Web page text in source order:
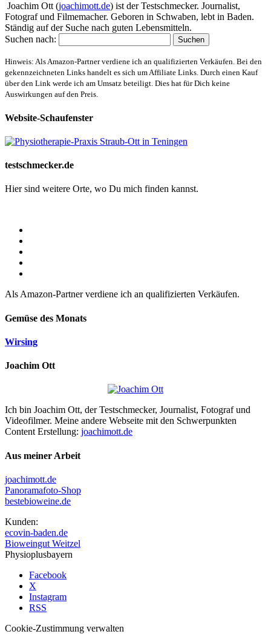
Joachim Ott (joachimott.de) ist der Testschmecker. Journalist,
Fotograf und Filmemacher. Geboren in Schwaben, lebt in Baden.
Ständig auf der Suche nach guten Lebensmitteln.
Suchen nach:
Hinweis: Als Amazon-Partner verdiene ich an qualifizierten Verkäufen. Bei den
gekennzeichneten Links handelt es sich um Affiliate Links. Durch einen Kauf
über den Link werde ich am Umsatz beteiligt. Dies hat für Dich keine
Auswirkungen auf den Preis.
Website-Schaufenster
testschmecker.de
Hier sind weitere Orte, wo Du mich finden kannst.
Als Amazon-Partner verdiene ich an qualifizierten Verkäufen.
Gemüse des Monats
Wirsing
Joachim Ott
Ich bin Joachim Ott, der Testschmecker, Journalist, Fotograf und
Videofilmer. Meine andere Webseite mit den Schwerpunkten
Content Erstellung: joachimott.de
Aus meiner Arbeit
joachimott.de
Panoramafoto-Shop
bestebioweine.de
Kunden:
ecovin-baden.de
Bioweingut Weitzel
Physioplusbayern
Facebook
X
Instagram
RSS
Cookie-Zustimmung verwalten